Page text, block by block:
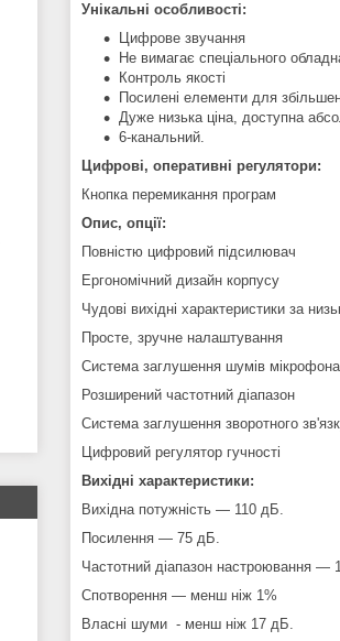
Унікальні особливості:
Цифрове звучання
Не вимагає спеціального
Контроль якості
Посилені елементи для
Дуже низька ціна, доступна
6-канальний.
Цифрові, оперативні регулятори:
Кнопка перемикання програм
Опис, опції:
Повністю цифровий підсилювач
Ергономічний дизайн корпусу
Чудові вихідні характеристики за
Просте, зручне налаштування
Система заглушення шумів мікрофона
Розширений частотний діапазон
Система заглушення зворотного
Цифровий регулятор гучності
Вихідні характеристики:
Вихідна потужність — 110 дБ.
Посилення — 75 дБ.
Частотний діапазон настроювання —
Спотворення — менш ніж 1%
Власні шуми - менш ніж 17 дБ.